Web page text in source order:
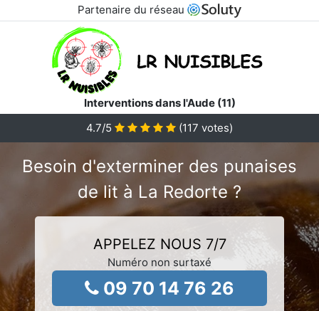
Partenaire du réseau
Interventions dans l'Aude (11)
4.7/5 (117 votes)
Besoin d'exterminer des punaises
de lit à La Redorte ?
APPELEZ NOUS 7/7
Numéro non surtaxé
09 70 14 76 26